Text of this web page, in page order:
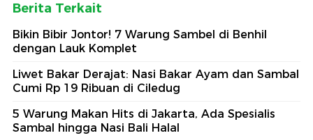
Berita Terkait
Bikin Bibir Jontor! 7 Warung Sambel di Benhil
dengan Lauk Komplet
Liwet Bakar Derajat: Nasi Bakar Ayam dan Sambal
Cumi Rp 19 Ribuan di Ciledug
5 Warung Makan Hits di Jakarta, Ada Spesialis
Sambal hingga Nasi Bali Halal